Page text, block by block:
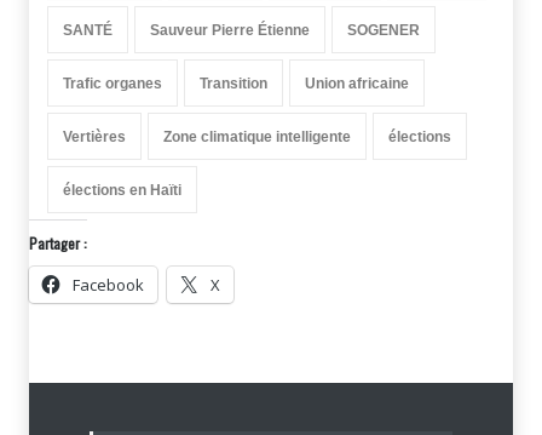
SANTÉ Sauveur Pierre Étienne SOGENER
Trafic organes Transition Union africaine
Vertières Zone climatique intelligente élections
élections en Haïti
Partager :
Facebook X